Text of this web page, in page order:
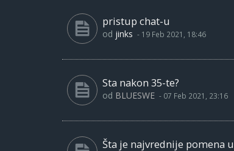
pristup chat-u
od jinks - 19 Feb 2021, 18:46
Sta nakon 35-te?
od BLUESWE - 07 Feb 2021, 23:16
Šta je najvrednije pomena